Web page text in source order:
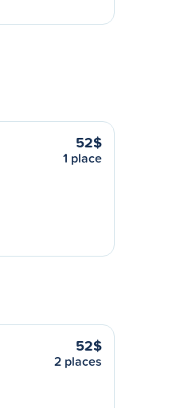
52$
1 place
52$
2 places